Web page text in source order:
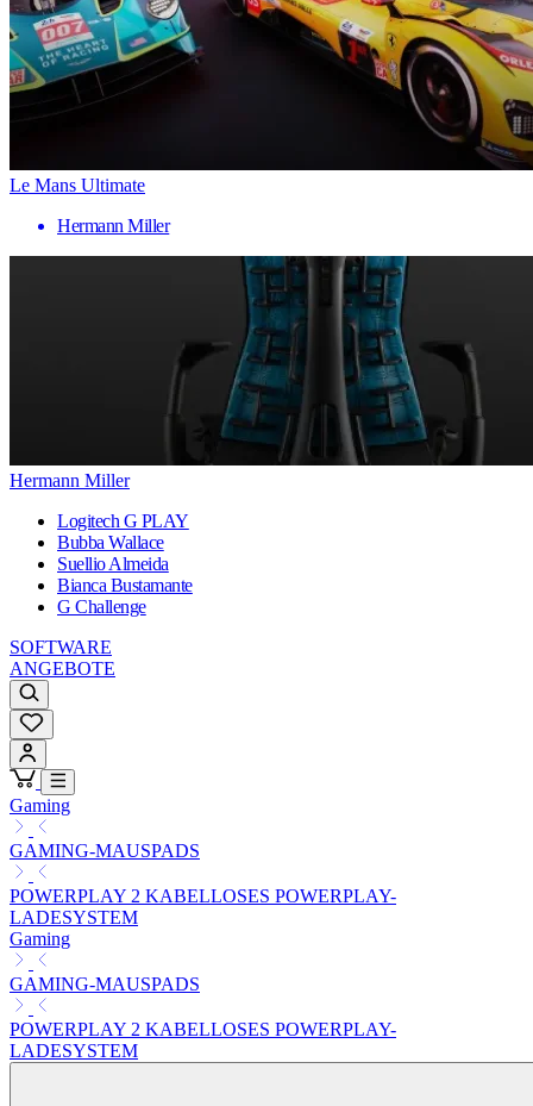
Le Mans Ultimate
Hermann Miller
Hermann Miller
Logitech G PLAY
Bubba Wallace
Suellio Almeida
Bianca Bustamante
G Challenge
SOFTWARE
ANGEBOTE
Gaming
GAMING-MAUSPADS
POWERPLAY 2 KABELLOSES POWERPLAY-
LADESYSTEM
Gaming
GAMING-MAUSPADS
POWERPLAY 2 KABELLOSES POWERPLAY-
LADESYSTEM